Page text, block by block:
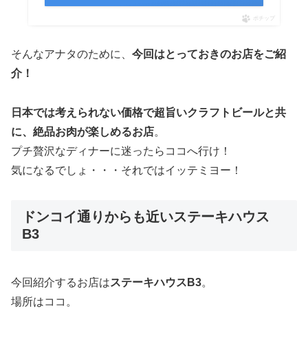
ポチップ
そんなアナタのために、 今回はとっておきのお店をご紹
介！
日本では考えられない価格で超旨いクラフトビールと共
に、絶品お肉が楽しめるお店。
プチ贅沢なディナーに迷ったらココへ行け！
気になるでしょ・・・それではイッテミヨー！
ドンコイ通りからも近いステーキハウス
B3
今回紹介するお店はステーキハウスB3。
場所はココ。